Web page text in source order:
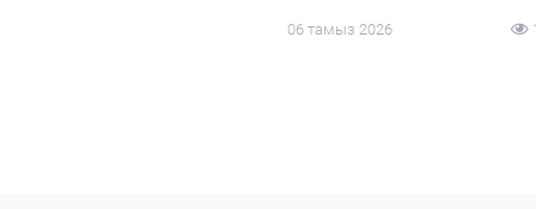
06 тамыз 2026